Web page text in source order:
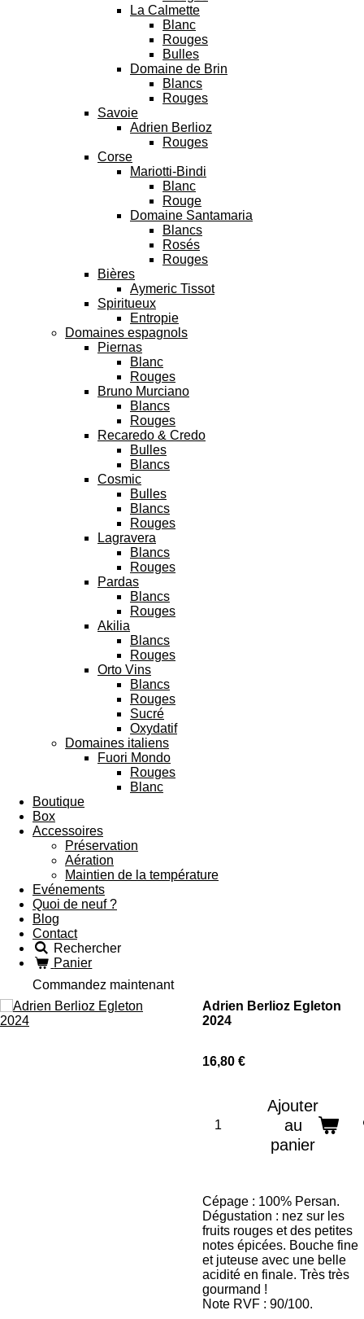
La Calmette
Blanc
Rouges
Bulles
Domaine de Brin
Blancs
Rouges
Savoie
Adrien Berlioz
Rouges
Corse
Mariotti-Bindi
Blanc
Rouge
Domaine Santamaria
Blancs
Rosés
Rouges
Bières
Aymeric Tissot
Spiritueux
Entropie
Domaines espagnols
Piernas
Blanc
Rouges
Bruno Murciano
Blancs
Rouges
Recaredo & Credo
Bulles
Blancs
Cosmic
Bulles
Blancs
Rouges
Lagravera
Blancs
Rouges
Pardas
Blancs
Rouges
Akilia
Blancs
Rouges
Orto Vins
Blancs
Rouges
Sucré
Oxydatif
Domaines italiens
Fuori Mondo
Rouges
Blanc
Boutique
Box
Accessoires
Préservation
Aération
Maintien de la température
Evénements
Quoi de neuf ?
Blog
Contact
Rechercher
Panier
Commandez maintenant
Adrien Berlioz Egleton
2024
16,80 €
Ajouter
au
panier
Cépage : 100% Persan.
Dégustation : nez sur les
fruits rouges et des petites
notes épicées. Bouche fine
et juteuse avec une belle
acidité en finale. Très très
gourmand !
Note RVF : 90/100.